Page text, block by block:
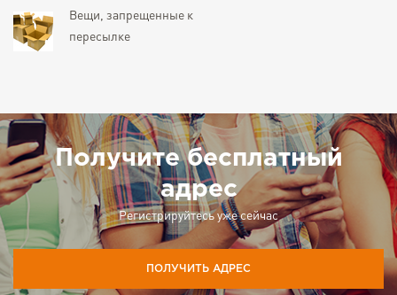
Вещи, запрещенные к
пересылке
Получите бесплатный
адрес
Регистрируйтесь уже сейчас
ПОЛУЧИТЬ АДРЕС